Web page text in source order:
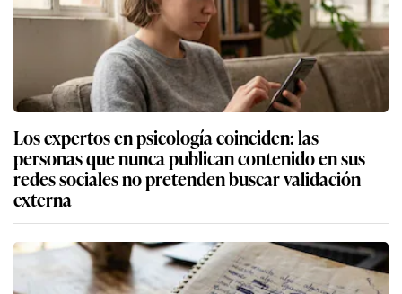
Los expertos en psicología coinciden: las
personas que nunca publican contenido en sus
redes sociales no pretenden buscar validación
externa